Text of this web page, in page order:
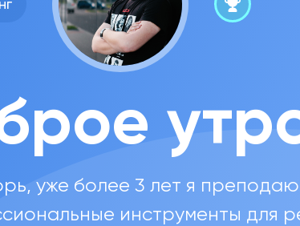
уже более 3 лет я
инструменты для